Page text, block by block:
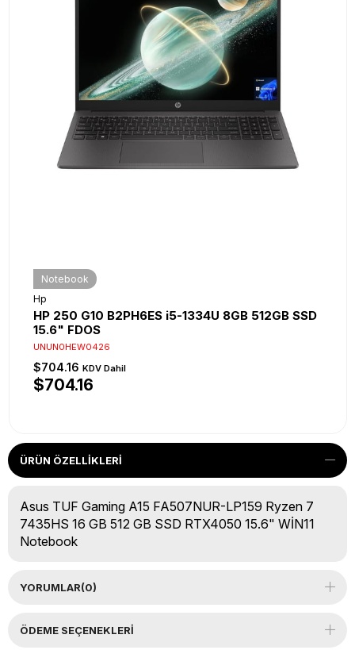
Notebook
Hp
HP 250 G10 B2PH6ES i5-1334U 8GB 512GB SSD
15.6" FDOS
UNUN0HEW0426
$704.16 KDV Dahil
$704.16
ÜRÜN ÖZELLIKLERI
Asus TUF Gaming A15 FA507NUR-LP159 Ryzen 7
7435HS 16 GB 512 GB SSD RTX4050 15.6" WİN11
Notebook
YORUMLAR(0)
ÖDEME SEÇENEKLERI